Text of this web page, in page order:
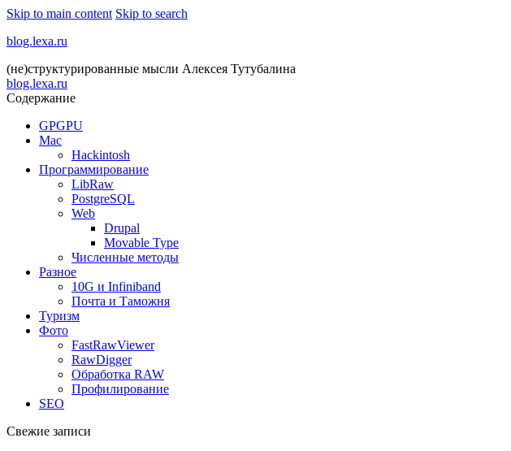
Skip to main content Skip to search
blog.lexa.ru
(не)структурированные мысли Алексея Тутубалина
blog.lexa.ru
Содержание
GPGPU
Mac
Hackintosh
Программирование
LibRaw
PostgreSQL
Web
Drupal
Movable Type
Численные методы
Разное
10G и Infiniband
Почта и Таможня
Туризм
Фото
FastRawViewer
RawDigger
Обработка RAW
Профилирование
SEO
Свежие записи